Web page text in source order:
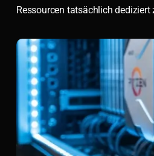
Ressourcen tatsächlich